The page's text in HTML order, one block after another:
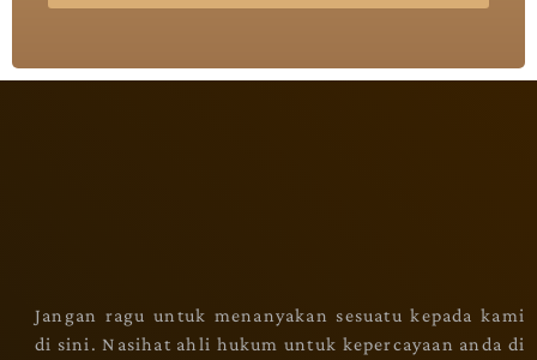
Jangan ragu untuk menanyakan sesuatu kepada kami
di sini. Nasihat ahli hukum untuk kepercayaan anda di